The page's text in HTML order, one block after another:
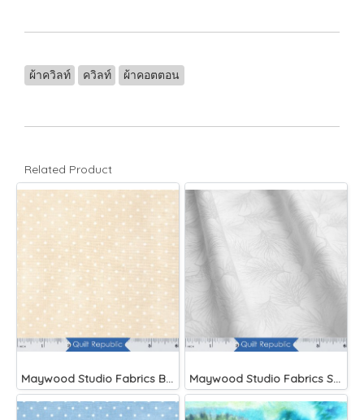
ผ้าควิลท์ ควิลท์ ผ้าคอตตอน
Related Product
Maywood Studio Fabrics Beautiful Basics Maywood Studio Fabrics Solitaire Whites